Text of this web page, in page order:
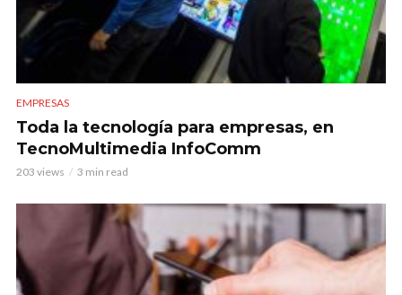
EMPRESAS
Toda la tecnología para empresas, en
TecnoMultimedia InfoComm
203 views 3 min read